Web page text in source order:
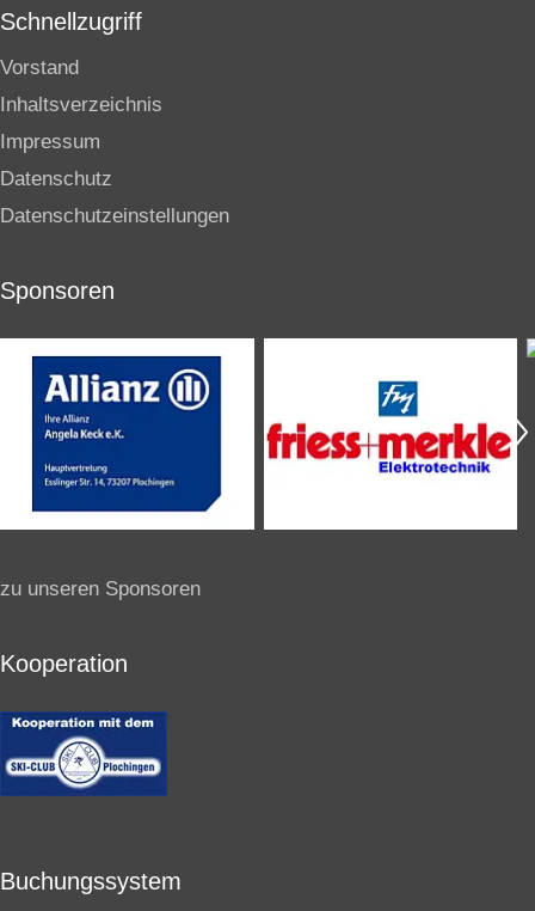
Schnellzugriff
Vorstand
Inhaltsverzeichnis
Impressum
Datenschutz
Datenschutzeinstellungen
Sponsoren
zu unseren Sponsoren
Kooperation
Buchungssystem